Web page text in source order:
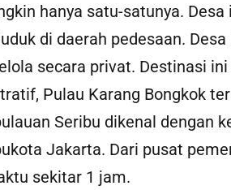
hanya satu-satunya.
di daerah pedesaan.
secara privat. Destinasi
Pulau Karang Bongkok
Seribu dikenal dengan
Jakarta. Dari pusat
sekitar 1 jam.